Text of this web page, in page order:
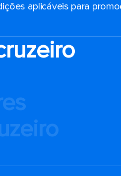
aplicáveis ​​para